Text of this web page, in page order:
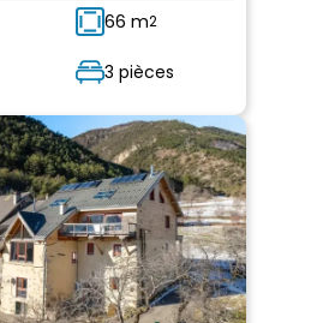
66 m2
3 pièces